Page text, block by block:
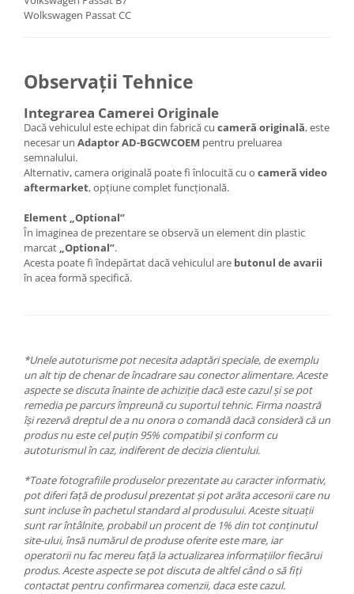
Wolkswagen Passat CC
Observații Tehnice
Integrarea Camerei Originale
Dacă vehiculul este echipat din fabrică cu cameră originală, este
necesar un Adaptor AD-BGCWCOEM pentru preluarea
semnalului.
Alternativ, camera originală poate fi înlocuită cu o cameră video
aftermarket, opțiune complet funcțională.
Element „Optional”
În imaginea de prezentare se observă un element din plastic
marcat „Optional”.
Acesta poate fi îndepărtat dacă vehiculul are butonul de avarii
în acea formă specifică.
*Unele autoturisme pot necesita adaptări speciale, de exemplu
un alt tip de chenar de încadrare sau conector alimentare. Aceste
aspecte se discuta înainte de achiziție dacă este cazul și se pot
remedia pe parcurs împreună cu suportul tehnic. Firma noastră
își rezervă dreptul de a nu onora o comandă dacă consideră că un
produs nu este cel puțin 95% compatibil și conform cu
autoturismul în caz, indiferent de decizia clientului.
*Toate fotografiile produselor prezentate au caracter informativ,
pot diferi față de produsul prezentat și pot arăta accesorii care nu
sunt incluse în pachetul standard al produsului. Aceste situații
sunt rar întâlnite, probabil un procent de 1% din tot conținutul
site-ului, însă numărul de produse oferite este mare, iar
operatorii nu fac mereu față la actualizarea informațiilor fiecărui
produs. Aceste aspecte se pot discuta de altfel când o să fiți
contactat pentru confirmarea comenzii, daca este cazul.